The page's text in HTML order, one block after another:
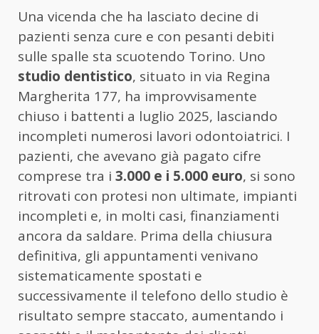
Una vicenda che ha lasciato decine di
pazienti senza cure e con pesanti debiti
sulle spalle sta scuotendo Torino. Uno
studio dentistico, situato in via Regina
Margherita 177, ha improvvisamente
chiuso i battenti a luglio 2025, lasciando
incompleti numerosi lavori odontoiatrici. I
pazienti, che avevano già pagato cifre
comprese tra i 3.000 e i 5.000 euro, si sono
ritrovati con protesi non ultimate, impianti
incompleti e, in molti casi, finanziamenti
ancora da saldare. Prima della chiusura
definitiva, gli appuntamenti venivano
sistematicamente spostati e
successivamente il telefono dello studio è
risultato sempre staccato, aumentando i